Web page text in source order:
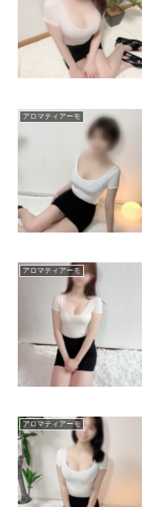
アロマティアーモ
アロマティアーモ
アロマティアーモ